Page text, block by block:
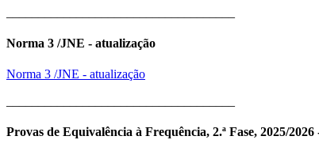
Norma 3 /JNE - atualização
Norma 3 /JNE - atualização
Provas de Equivalência à Frequência, 2.ª Fase, 2025/